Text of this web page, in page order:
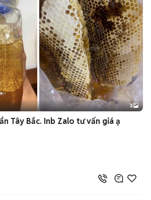
2
Tây Bắc. Inb Zalo tư vấn giá ạ